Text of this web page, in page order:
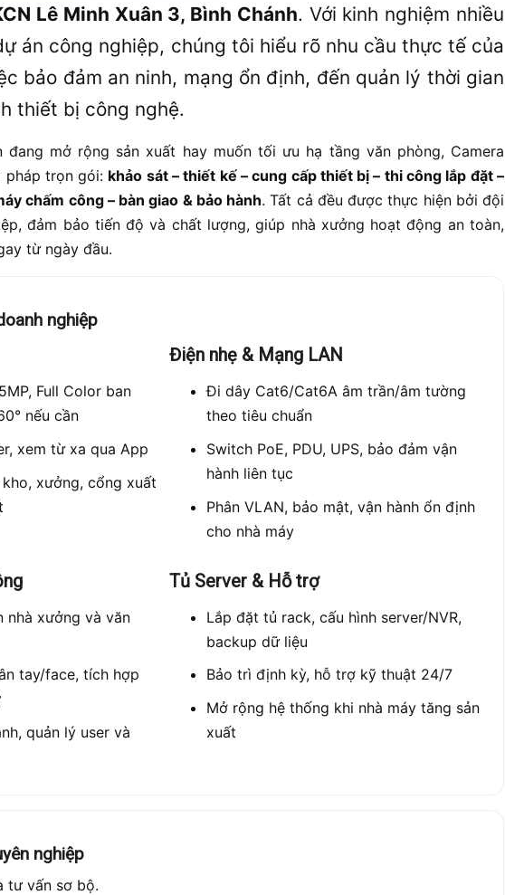
Lê Minh Xuân 3, Bình Chánh. Với kinh nghiệm nhiều
án công nghiệp, chúng tôi hiểu rõ nhu cầu thực tế của
bảo đảm an ninh, mạng ổn định, đến quản lý thời gian
thiết bị công nghệ.
đang mở rộng sản xuất hay muốn tối ưu hạ tầng văn phòng, Camera
pháp trọn gói: khảo sát – thiết kế – cung cấp thiết bị – thi công lắp đặt –
chấm công – bàn giao & bảo hành. Tất cả đều được thực hiện bởi đội
đảm bảo tiến độ và chất lượng, giúp nhà xưởng hoạt động an toàn,
từ ngày đầu.
nghiệp
Full Color ban
nếu cần
xem từ xa qua App
xưởng, cổng xuất
Điện nhẹ & Mạng LAN
Đi dây Cat6/Cat6A âm trần/âm tường
theo tiêu chuẩn
Switch PoE, PDU, UPS, bảo đảm vận
hành liên tục
Phân VLAN, bảo mật, vận hành ổn định
cho nhà máy
nhà xưởng và văn
tay/face, tích hợp
quản lý user và
Tủ Server & Hỗ trợ
Lắp đặt tủ rack, cấu hình server/NVR,
backup dữ liệu
Bảo trì định kỳ, hỗ trợ kỹ thuật 24/7
Mở rộng hệ thống khi nhà máy tăng sản
xuất
nghiệp
tư vấn sơ bộ.